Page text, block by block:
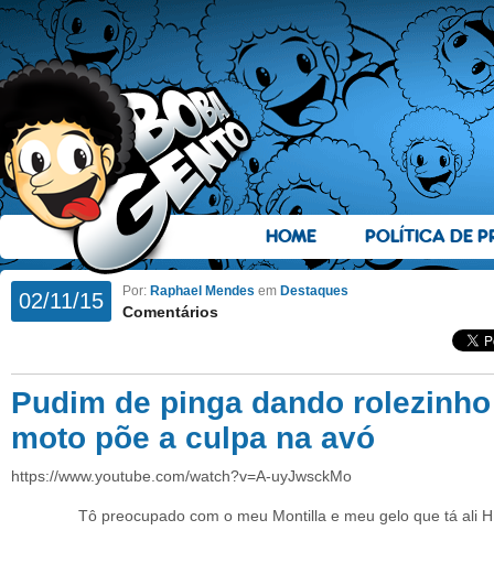
HOME POLÍTICA DE
02/11/15 Por: Raphael Mendes em Destaques
Comentários
Pudim de pinga dando
moto põe a culpa na avó
https://www.youtube.com/watch?v=A-uyJwsckMo
Tô preocupado com o meu Montilla e meu gelo que tá ali